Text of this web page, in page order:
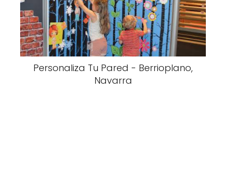
Personaliza Tu Pared - Berrioplano,
Navarra